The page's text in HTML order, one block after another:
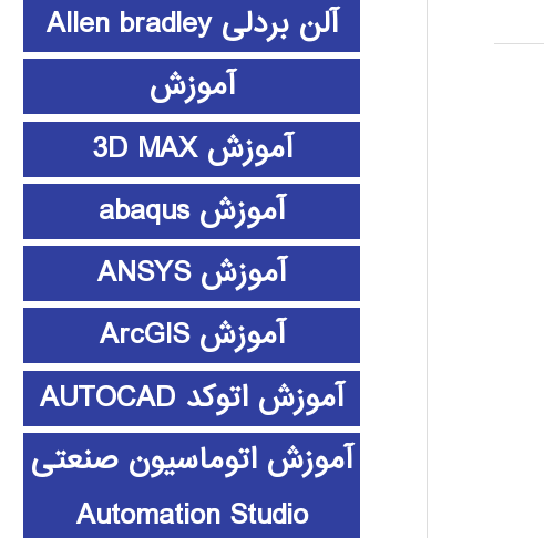
آلن بردلی Allen bradley
آموزش
آموزش 3D MAX
آموزش abaqus
آموزش ANSYS
آموزش ArcGIS
آموزش اتوکد AUTOCAD
آموزش اتوماسیون صنعتی
Automation Studio